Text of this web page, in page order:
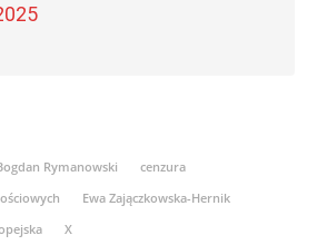
Rymanowski
cenzura
Ewa Zajączkowska-Hernik
X